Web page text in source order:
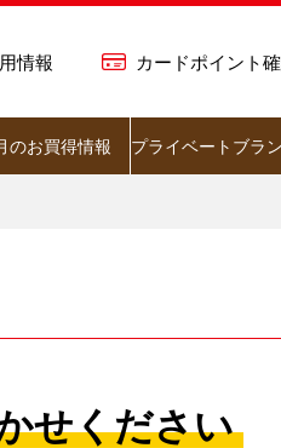
情報 カードポイント
のお買得情報 プライベートブラ
せください